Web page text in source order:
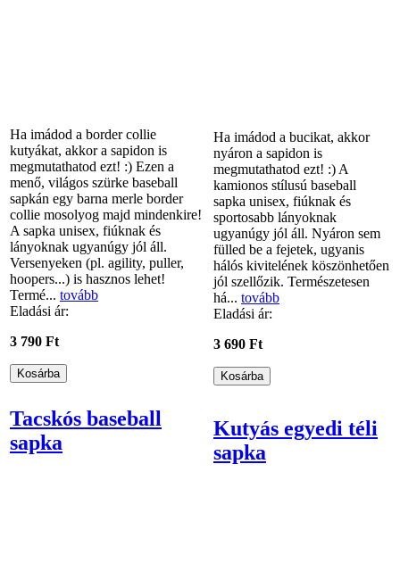
Ha imádod a border collie
kutyákat, akkor a sapidon is
megmutathatod ezt! :) Ezen a
menő, világos szürke baseball
sapkán egy barna merle border
collie mosolyog majd mindenkire!
A sapka unisex, fiúknak és
lányoknak ugyanúgy jól áll.
Versenyeken (pl. agility, puller,
hoopers...) is hasznos lehet!
Termé... tovább
Eladási ár:
3 790 Ft
Ha imádod a bucikat, akkor
nyáron a sapidon is
megmutathatod ezt! :) A
kamionos stílusú baseball
sapka unisex, fiúknak és
sportosabb lányoknak
ugyanúgy jól áll. Nyáron sem
fülled be a fejetek, ugyanis
hálós kivitelének köszönhetően
jól szellőzik. Természetesen
há... tovább
Eladási ár:
3 690 Ft
Tacskós baseball
sapka
Kutyás egyedi téli
sapka